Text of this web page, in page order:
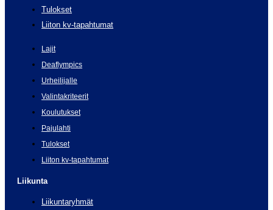
Tulokset
Liiton kv-tapahtumat
Lajit
Deaflympics
Urheilijalle
Valintakriteerit
Koulutukset
Pajulahti
Tulokset
Liiton kv-tapahtumat
Liikunta
Liikuntaryhmät